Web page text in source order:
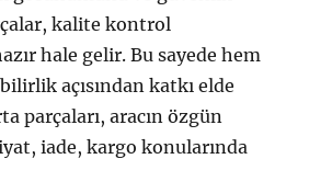
kalite kontrol
hale gelir. Bu sayede hem
açısından katkı elde
parçaları, aracın özgün
iade, kargo konularında